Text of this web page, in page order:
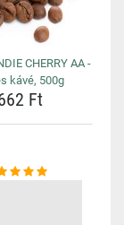
CHERRY AA -
kávé, 500g
Ft